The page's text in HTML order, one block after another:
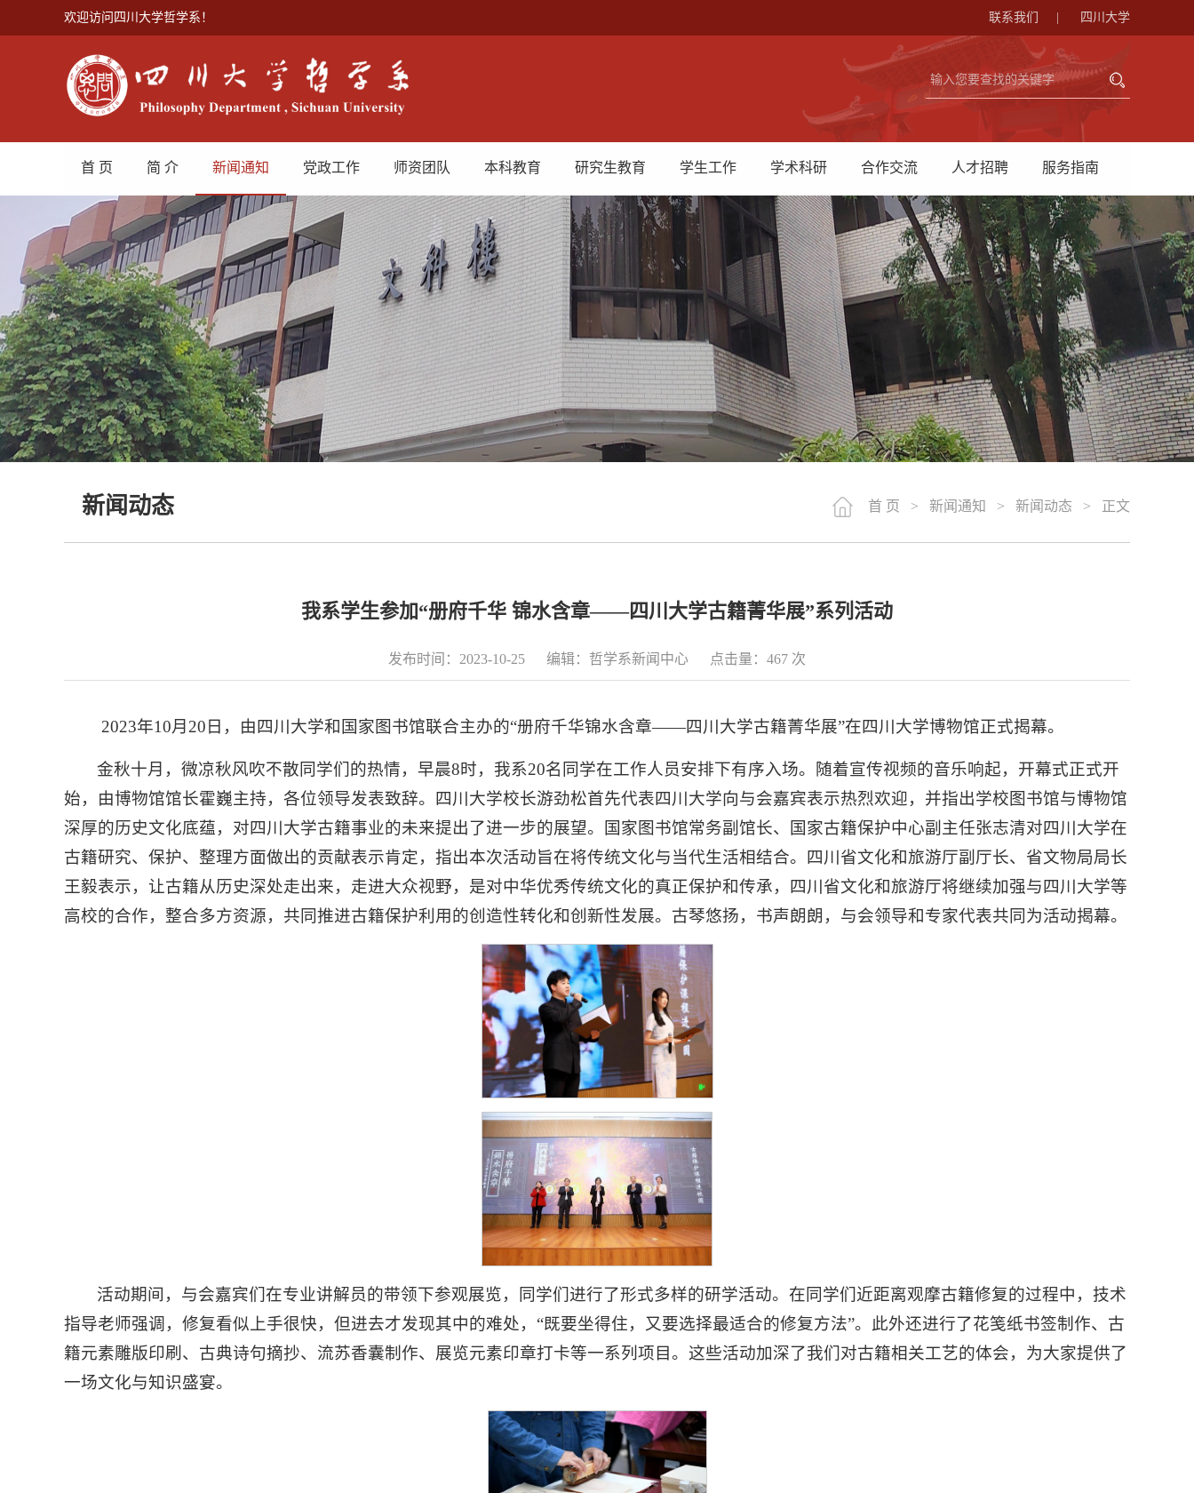
欢迎访问四川大学哲学系！ 联系我们 四川大学
首 页 简 介 新闻通知 党政工作 师资团队 本科教育 研究生教育 学生工作 学术科研 合作交流 人才招聘 服务指南
新闻动态 首 页 > 新闻通知 > 新闻动态 > 正文
我系学生参加“册府千华 锦水含章——四川大学古籍菁华展”系列活动
发布时间：2023-10-25 编辑：哲学系新闻中心 点击量： 467 次
2023年10月20日，由四川大学和国家图书馆联合主办的“册府千华锦水含章——四川大学古籍菁华展”在四川大学博物馆正式揭幕。
金秋十月，微凉秋风吹不散同学们的热情，早晨8时，我系20名同学在工作人员安排下有序入场。随着宣传视频的音乐响起，开幕式正式开
始，由博物馆馆长霍巍主持，各位领导发表致辞。四川大学校长游劲松首先代表四川大学向与会嘉宾表示热烈欢迎，并指出学校图书馆与博物馆
深厚的历史文化底蕴，对四川大学古籍事业的未来提出了进一步的展望。国家图书馆常务副馆长、国家古籍保护中心副主任张志清对四川大学在
古籍研究、保护、整理方面做出的贡献表示肯定，指出本次活动旨在将传统文化与当代生活相结合。四川省文化和旅游厅副厅长、省文物局局长
王毅表示，让古籍从历史深处走出来，走进大众视野，是对中华优秀传统文化的真正保护和传承，四川省文化和旅游厅将继续加强与四川大学等
高校的合作，整合多方资源，共同推进古籍保护利用的创造性转化和创新性发展。古琴悠扬，书声朗朗，与会领导和专家代表共同为活动揭幕。
活动期间，与会嘉宾们在专业讲解员的带领下参观展览，同学们进行了形式多样的研学活动。在同学们近距离观摩古籍修复的过程中，技术
指导老师强调，修复看似上手很快，但进去才发现其中的难处，“既要坐得住，又要选择最适合的修复方法”。此外还进行了花笺纸书签制作、古
籍元素雕版印刷、古典诗句摘抄、流苏香囊制作、展览元素印章打卡等一系列项目。这些活动加深了我们对古籍相关工艺的体会，为大家提供了
一场文化与知识盛宴。